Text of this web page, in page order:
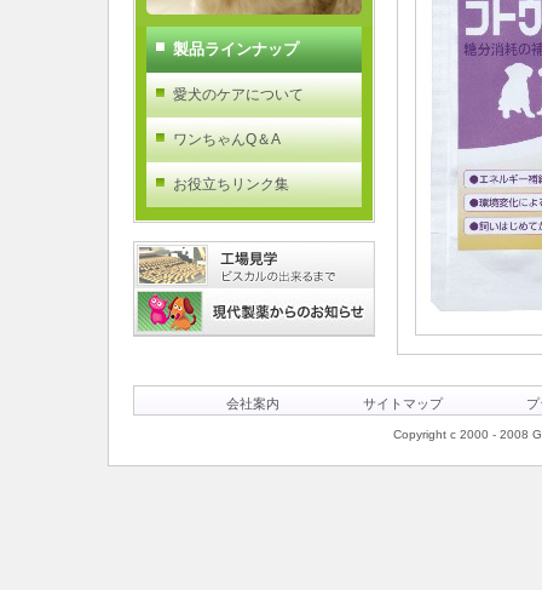
製品ラインナップ
愛犬のケアについて
ワンちゃんQ＆A
お役立ちリンク集
会社案内 サイトマップ
Copyright c 2000 - 2008